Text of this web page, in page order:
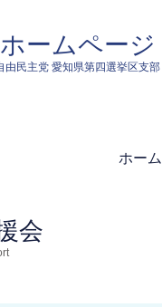
ームページ
民主党 愛知県第四選挙区支部
ホーム
会